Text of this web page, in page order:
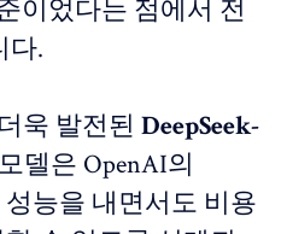
이었다는 점에서 전
다.
욱 발전된 DeepSeek-
델은 OpenAI의
성능을 내면서도 비용